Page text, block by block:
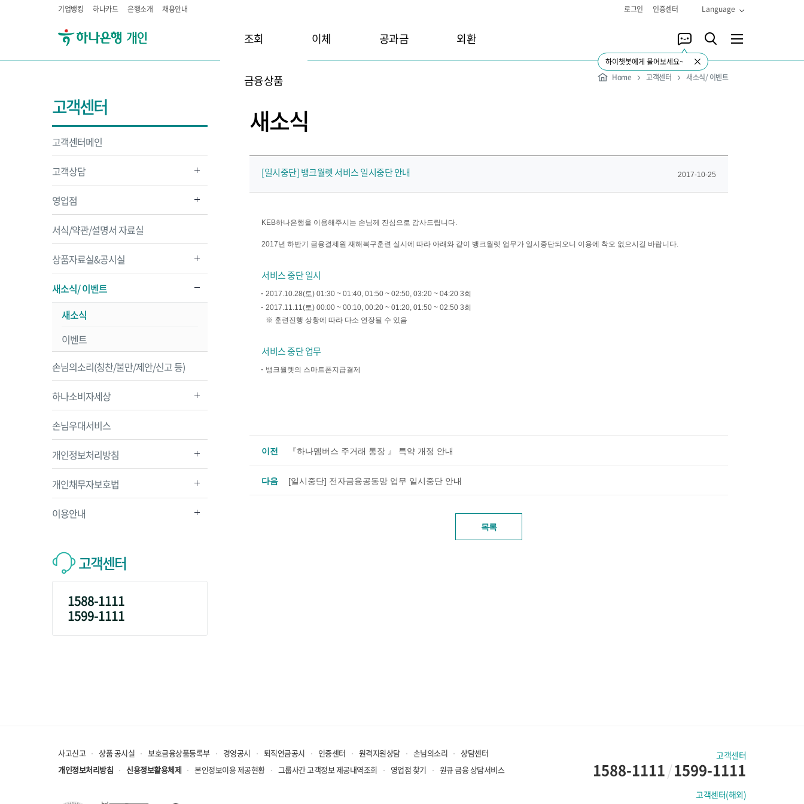
기업뱅킹 하나카드 은행소개 채용안내 로그인 인증센터 Language
조회 이체 공과금 외환
금융상품
하이챗봇에게 물어보세요~
고객센터
고객센터메인
고객상담
영업점
서식/약관/설명서 자료실
상품자료실&공시실
새소식/ 이벤트
새소식
이벤트
손님의소리(칭찬/불만/제안/신고 등)
하나소비자세상
손님우대서비스
개인정보처리방침
개인채무자보호법
이용안내
고객센터
1588-1111
1599-1111
Home 고객센터 새소식/ 이벤트
새소식
[일시중단] 뱅크월렛 서비스 일시중단 안내 2017-10-25
KEB하나은행을 이용해주시는 손님께 진심으로 감사드립니다.
2017년 하반기 금융결제원 재해복구훈련 실시에 따라 아래와 같이 뱅크월렛 업무가 일시중단되오니 이용에 착오 없으시길 바랍니다.
서비스 중단 일시
2017.10.28(토) 01:30 ~ 01:40, 01:50 ~ 02:50, 03:20 ~ 04:20 3회
2017.11.11(토) 00:00 ~ 00:10, 00:20 ~ 01:20, 01:50 ~ 02:50 3회
※ 훈련진행 상황에 따라 다소 연장될 수 있음
서비스 중단 업무
뱅크월렛의 스마트폰지급결제
이전 『하나멤버스 주거래 통장 』 특약 개정 안내
다음 [일시중단] 전자금융공동망 업무 일시중단 안내
목록
사고신고 상품 공시실 보호금융상품등록부 경영공시 퇴직연금공시 인증센터 원격지원상담 손님의소리
상담센터
개인정보처리방침
신용정보활용체제 본인정보이용 제공현황 그룹사간 고객정보 제공내역조회 영업점 찾기 원큐 금융 상담서비스
고객센터
1588-1111/1599-1111
고객센터(해외)